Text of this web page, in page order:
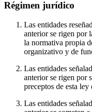
Régimen jurídico
Las entidades
anterior se rigen por
la normativa propia
organizativo y de
Las entidades
anterior se rigen por
preceptos de esta ley
Las entidades